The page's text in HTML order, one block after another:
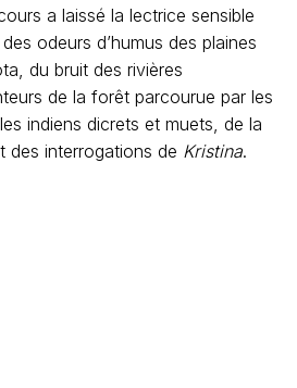
a laissé la lectrice sensible
odeurs d’humus des plaines
du bruit des rivières
de la forêt parcourue par les
indiens dicrets et muets, de la
des interrogations de Kristina.